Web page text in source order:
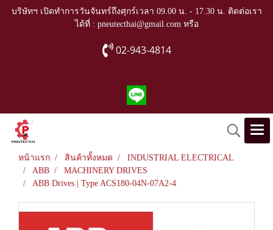
บริษัทฯ เปิดทำการวันจันทร์ถึงศุกร์เวลา 09.00 น. - 17.30 น. ติดต่อเรา
ได้ที่ : pneutecthai@gmail.com หรือ
02-943-4814
หน้าแรก สินค้าทั้งหมด
INDUSTRIAL ELECTRICAL
ABB
MACHINERY DRIVES
ABB Drives | Type ACS180-04N-07A2-4